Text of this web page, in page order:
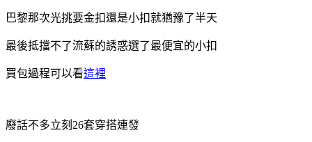
巴黎那次光挑要金扣還是小扣就猶豫了半天
最後抵擋不了流蘇的誘惑選了最便宜的小扣
買包過程可以看這裡
廢話不多立刻26套穿搭連發